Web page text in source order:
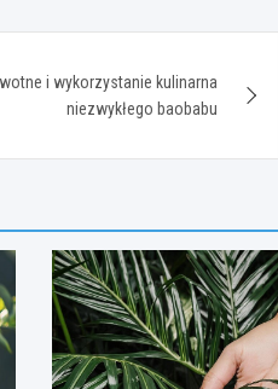
i wykorzystanie kulinarna
niezwykłego baobabu